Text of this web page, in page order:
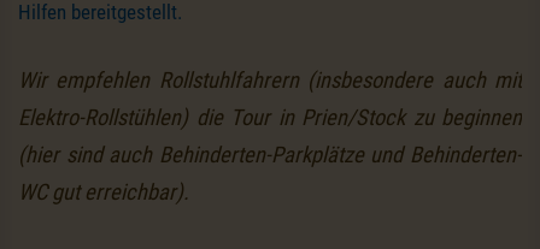
Hilfen bereitgestellt.
Wir empfehlen Rollstuhlfahrern (insbesondere auch mit
Elektro-Rollstühlen) die Tour in Prien/Stock zu beginnen
(hier sind auch Behinderten-Parkplätze und Behinderten-
WC gut erreichbar).